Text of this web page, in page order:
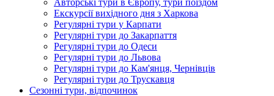
Авторські тури в Європу, тури поїздом
Екскурсії вихідного дня з Харкова
Регулярні тури у Карпати
Регулярні тури до Закарпаття
Регулярні тури до Одеси
Регулярні тури до Львова
Регулярні тури до Кам'янця, Чернівців
Регулярні тури до Трускавця
Сезонні тури, відпочинок